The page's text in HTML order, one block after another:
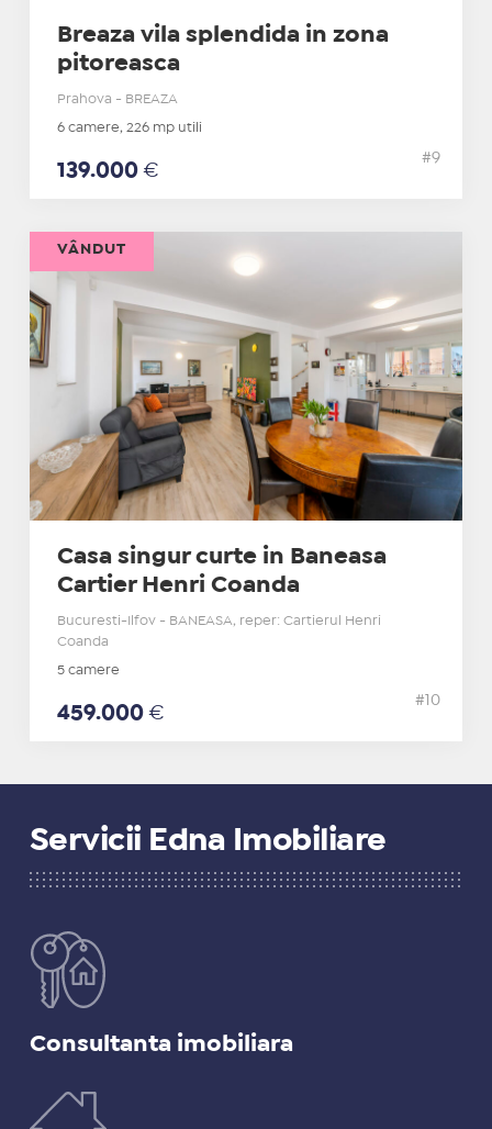
Breaza vila splendida in zona
pitoreasca
Prahova - BREAZA
6 camere, 226 mp utili
139.000 €
#9
Casa singur curte in Baneasa
Cartier Henri Coanda
Bucuresti-Ilfov - BANEASA, reper: Cartierul Henri
Coanda
5 camere
459.000 €
#10
VÂNDUT
Servicii Edna Imobiliare
Consultanta imobiliara